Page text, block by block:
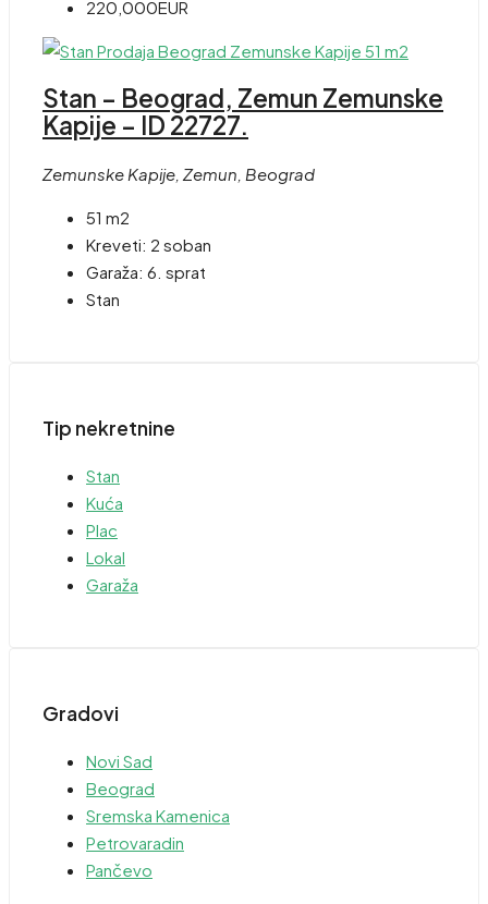
220,000EUR
Stan – Beograd, Zemun Zemunske
Kapije – ID 22727.
Zemunske Kapije, Zemun, Beograd
51 m2
Kreveti: 2 soban
Garaža: 6. sprat
Stan
Tip nekretnine
Stan
Kuća
Plac
Lokal
Garaža
Gradovi
Novi Sad
Beograd
Sremska Kamenica
Petrovaradin
Pančevo